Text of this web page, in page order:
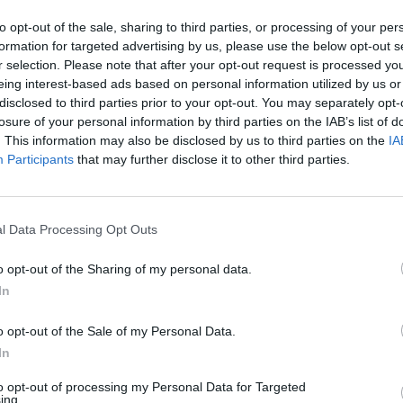
opt-out of the sale, sharing to third parties, or processing of your
for targeted advertising by us, please use the below opt-out
selection. Please note that after your opt-out request is processed
interest-based ads based on personal information utilized by us
to third parties prior to your opt-out. You may separately
of your personal information by third parties on the IAB’s list of
This information may also be disclosed by us to third parties on the
Participants that may further disclose it to other third parties.
Data Processing Opt Outs
opt-out of the Sharing of my personal data.
opt-out of the Sale of my Personal Data.
opt-out of processing my Personal Data for Targeted